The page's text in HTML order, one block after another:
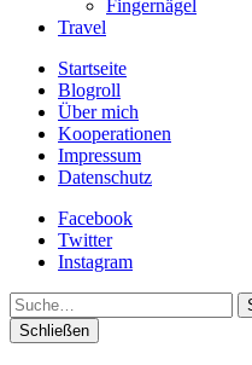
Fingernägel
Travel
Startseite
Blogroll
Über mich
Kooperationen
Impressum
Datenschutz
Facebook
Twitter
Instagram
Suche
Schließen